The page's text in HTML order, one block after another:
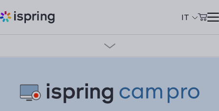
IT
Prezzi
Provalo gratis